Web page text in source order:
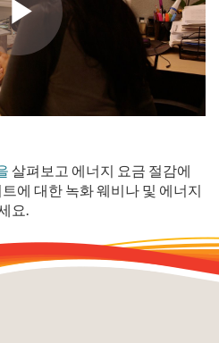
살펴보고 에너지 요금 절감에
에 대한 녹화 웨비나 및 에너지
요.